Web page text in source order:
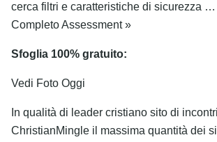
cerca filtri e caratteristiche di sicurezza …
Completo Assessment »
Sfoglia 100% gratuito:
Vedi Foto Oggi
In qualità di leader cristiano sito di
ChristianMingle il massima quantità dei